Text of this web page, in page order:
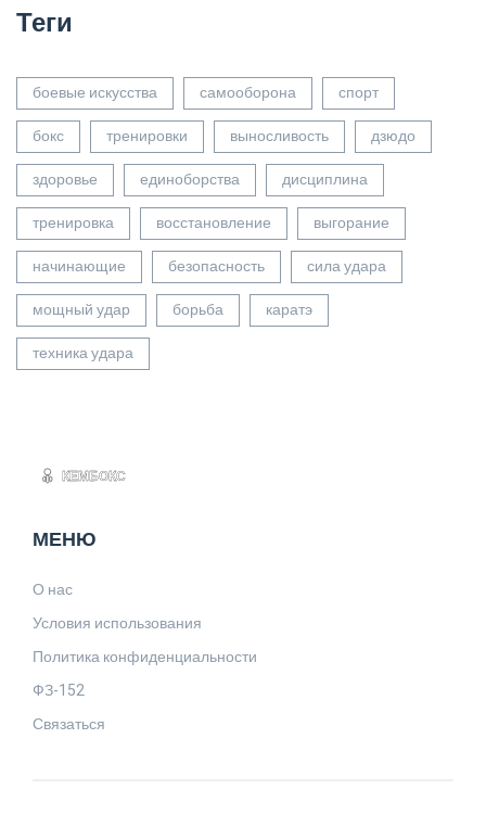
Теги
боевые искусства самооборона
спорт
бокс
тренировки выносливость
дзюдо
здоровье
единоборства
дисциплина
тренировка
восстановление
выгорание
начинающие
безопасность
сила удара
мощный удар
борьба
каратэ
техника удара
МЕНЮ
О нас
Условия использования
Политика конфиденциальности
ФЗ-152
Связаться